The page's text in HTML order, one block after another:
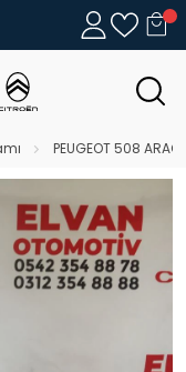
PEUGEOT 508 ARAÇ